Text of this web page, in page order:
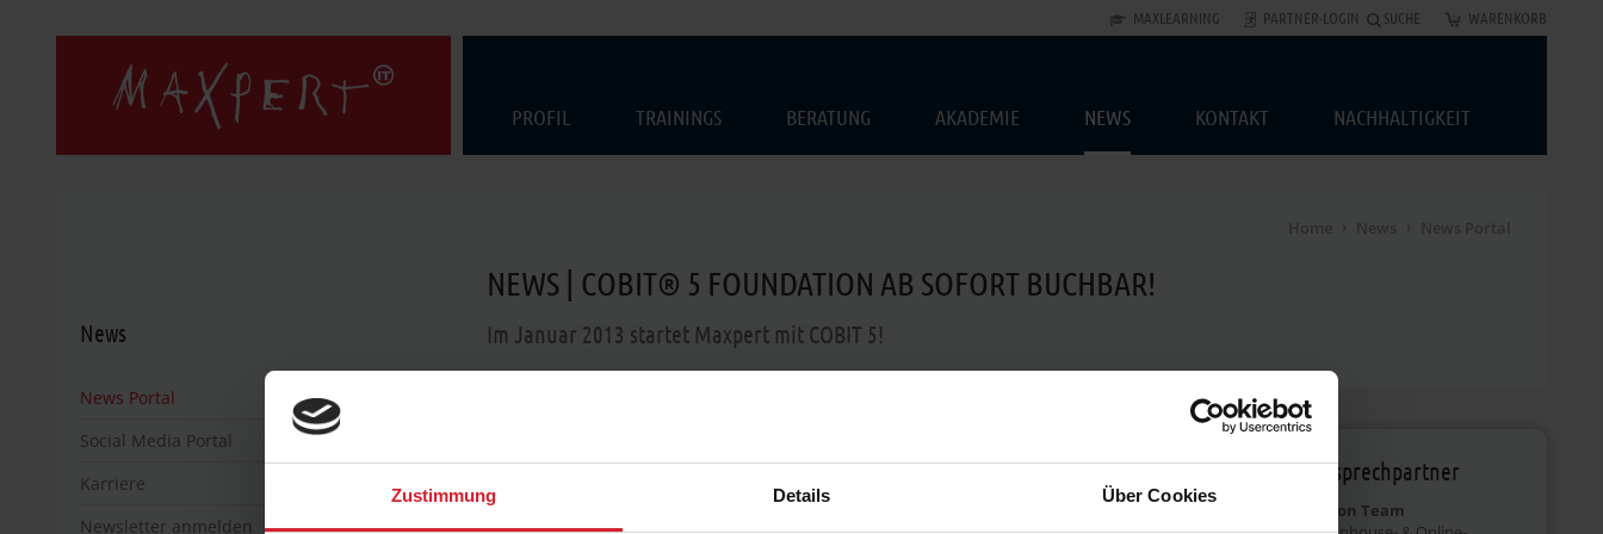
Zustimmung Details Über Cookies
MAXLEARNING PARTNER-LOGIN SUCHE WARENKORB
PROFIL TRAININGS BERATUNG AKADEMIE NEWS KONTAKT NACHHALTIGKEIT
News
News Portal
Social Media Portal
Karriere
Newsletter anmelden
NEWS | COBIT® 5 FOUNDATION AB SOFORT BUCHBAR!
Im Januar 2013 startet Maxpert mit COBIT 5!
14.12.2012
Gleich zu Jahresbeginn starten wir mit unserem
Ihr Ansprechpartner
Education Team